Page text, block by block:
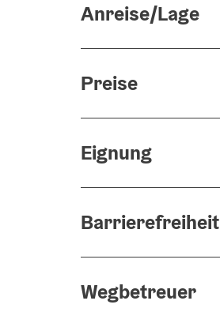
Anreise/Lage
Preise
Eignung
Barrierefreiheit
Wegbetreuer